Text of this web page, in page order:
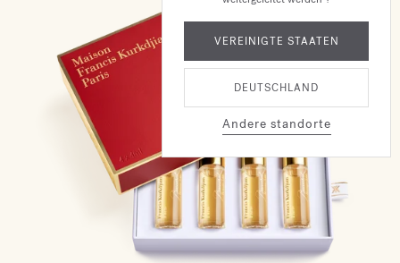
VEREINIGTE STAATEN
DEUTSCHLAND
Andere standorte